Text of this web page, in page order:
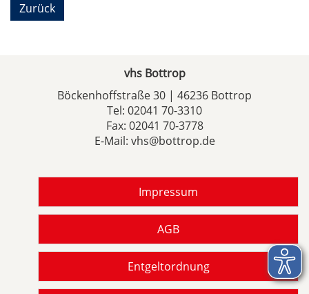
Zurück
vhs Bottrop
Böckenhoffstraße 30 | 46236 Bottrop
Tel: 02041 70-3310
Fax: 02041 70-3778
E-Mail: vhs@bottrop.de
Impressum
AGB
Entgeltordnung